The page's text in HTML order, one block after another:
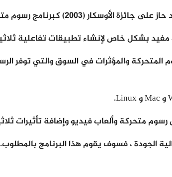
الجودة ، فسوف يقوم هذا البرنامج بالمطلوب.